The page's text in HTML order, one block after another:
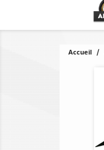
Accueil